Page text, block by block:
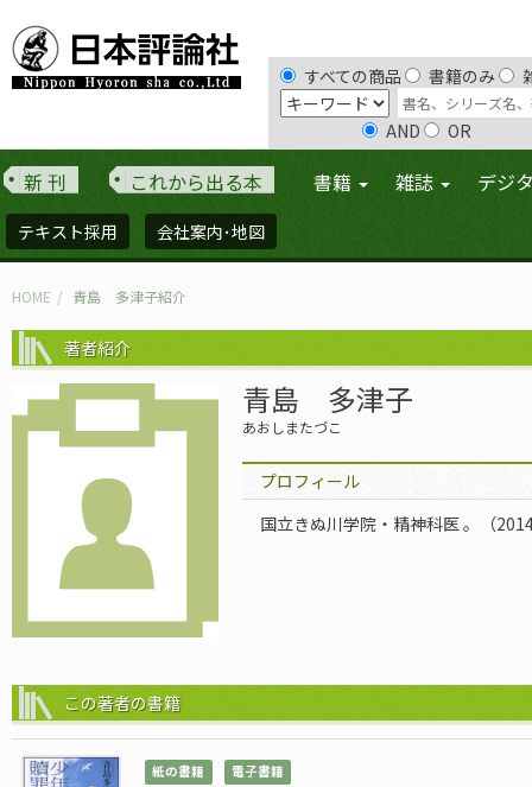
すべての商品 書籍のみ
AND OR
新 刊 これから出る本 書籍 雑誌 デジ
テキスト採用 会社案内･地図
HOME 青島 多津子紹介
著者紹介
青島 多津子
あおしまたづこ
プロフィール
国立きぬ川学院・精神科医 。（
この著者の書籍
紙の書籍 電子書籍